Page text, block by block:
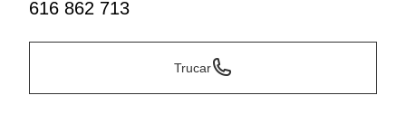
616 862 713
Trucar